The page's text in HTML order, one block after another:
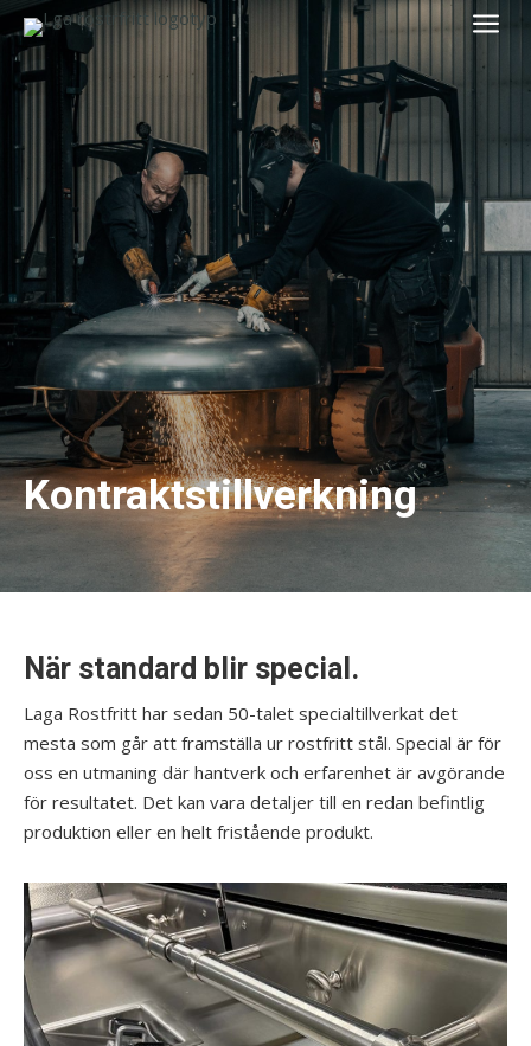
a
Kontraktstillverkning
När standard blir special.
Laga Rostfritt har sedan 50-talet specialtillverkat det
mesta som går att framställa ur rostfritt stål. Special är för
oss en utmaning där hantverk och erfarenhet är avgörande
för resultatet. Det kan vara detaljer till en redan befintlig
produktion eller en helt fristående produkt.